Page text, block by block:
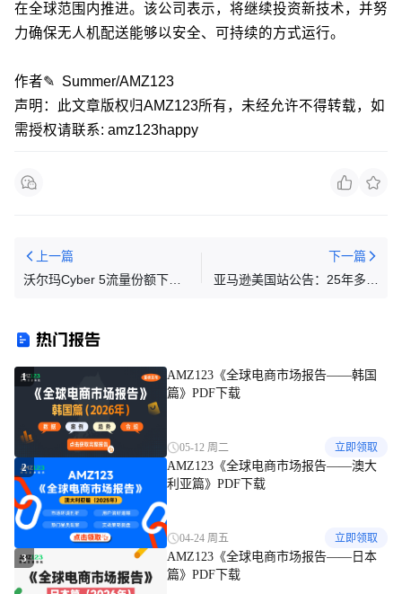
在全球范围内推进。该公司表示，将继续投资新技术，并努
力确保无人机配送能够以安全、可持续的方式运行。
作者✎ Summer/AMZ123
声明：此文章版权归AMZ123所有，未经允许不得转载，如
需授权请联系: amz123happy
上一篇
沃尔玛Cyber 5流量份额下降
下一篇
亚马逊美国站公告：25年多渠
热门报告
1
AMZ123《全球电商市场报告——韩国
篇》PDF下载
05-12 周二 立即领取
2
AMZ123《全球电商市场报告——澳大
利亚篇》PDF下载
04-24 周五 立即领取
3
AMZ123《全球电商市场报告——日本
篇》PDF下载